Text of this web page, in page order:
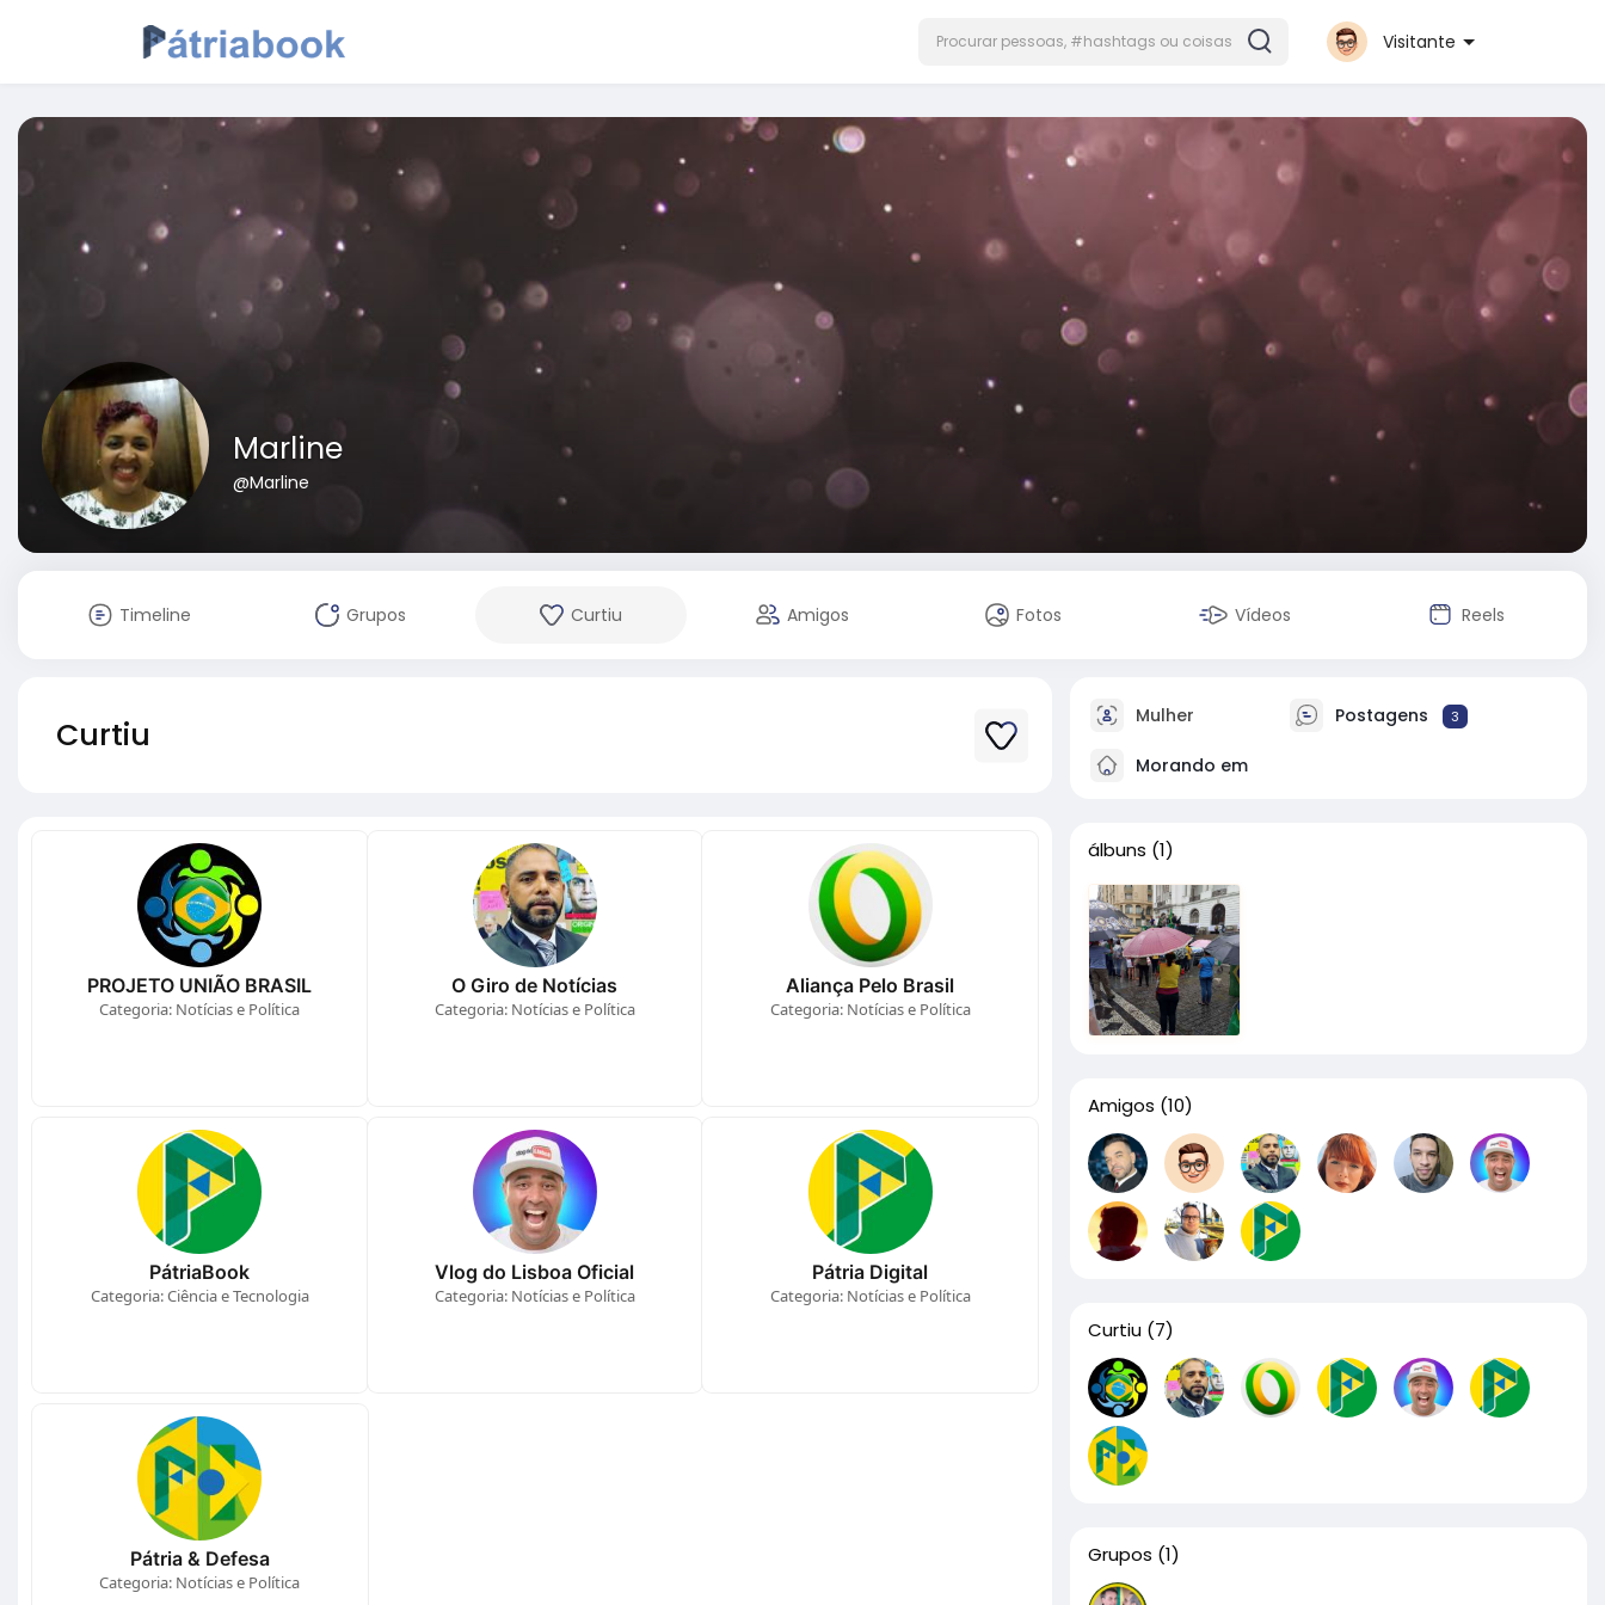
Visitante
Marline
@Marline
Timeline Grupos Curtiu Amigos Fotos Vídeos Reels
Curtiu
PROJETO UNIÃO BRASIL
Categoria: Notícias e Política
O Giro de Notícias
Categoria: Notícias e Política
Aliança Pelo Brasil
Categoria: Notícias e Política
PátriaBook
Categoria: Ciência e Tecnologia
Vlog do Lisboa Oficial
Categoria: Notícias e Política
Pátria Digital
Categoria: Notícias e Política
Pátria & Defesa
Categoria: Notícias e Política
Mulher Postagens 3
Morando em
álbuns (1)
Amigos (10)
Curtiu (7)
Grupos (1)